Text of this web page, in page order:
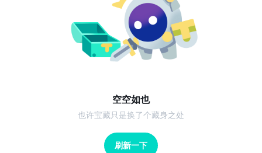
空空如也
也许宝藏只是换了个藏身之处
刷新一下